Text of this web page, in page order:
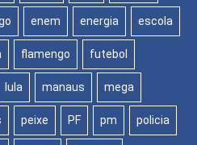
enem energia escola
flamengo futebol
lula manaus mega
peixe PF pm policia